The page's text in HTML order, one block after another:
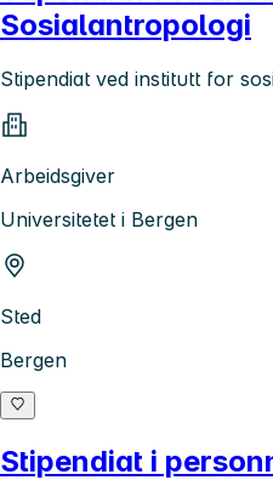
Sosialantropologi
Stipendiat ved institutt for
Arbeidsgiver
Universitetet i Bergen
Sted
Bergen
Stipendiat i